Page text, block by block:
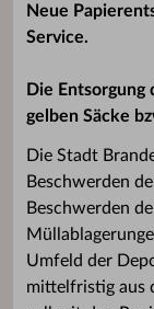
Neue
Service.
Die Entsorgung
gelben Säcke
Die Stadt
Beschwerden
Beschwerden
Umfeld der
mittelfristig aus